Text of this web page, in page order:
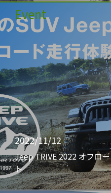
Event
2022/11/12
Jeep TRIVE 2022 オフロ
ト